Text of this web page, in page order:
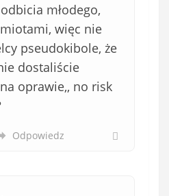
młodego,
więc nie
pseudokibole, że
dostaliście
oprawie,, no risk
Odpowiedz